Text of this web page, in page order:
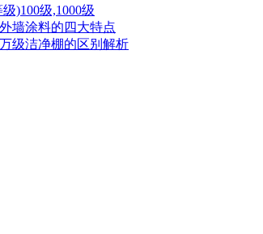
)100级,1000级
墙涂料的四大特点
级洁净棚的区别解析